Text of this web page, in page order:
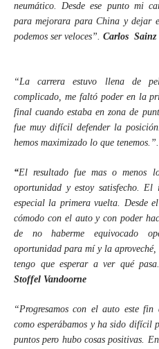
neumático. Desde ese punto mi
para mejorara para China y dejar
podemos ser veloces”. Carlos Sainz
“La carrera estuvo llena de
complicado, me faltó poder en la
final cuando estaba en zona de
fue muy difícil defender la
hemos maximizado lo que tenemos.”.
“El resultado fue mas o menos
oportunidad y estoy satisfecho.
especial la primera vuelta. Desde
cómodo con el auto y con poder
de no haberme equivocado
oportunidad para mí y la
tengo que esperar a ver qué
Stoffel Vandoorne
“Progresamos con el auto este
como esperábamos y ha sido difícil
puntos pero hubo cosas positivas.